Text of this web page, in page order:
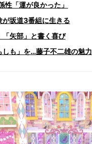
「運が良かった」
が坂道3番組に生きる
矢部」と書く喜び
しも」を…藤子不二雄の魅力